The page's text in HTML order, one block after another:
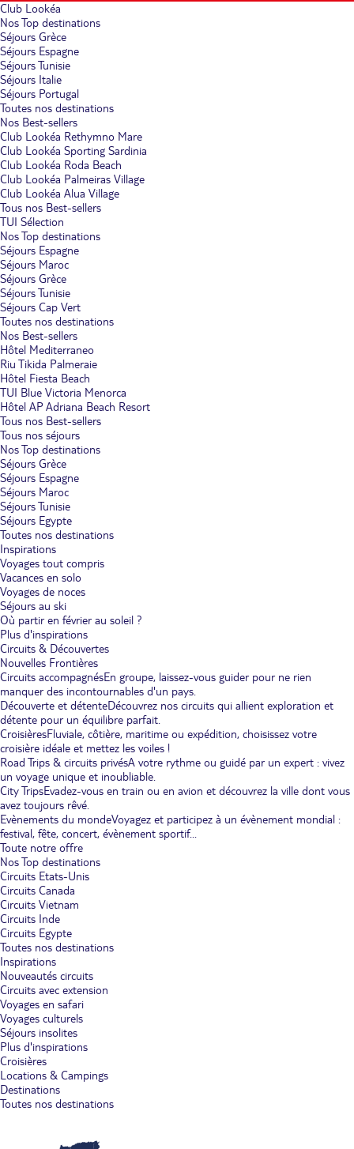
Club Lookéa
Nos Top destinations
Séjours Grèce
Séjours Espagne
Séjours Tunisie
Séjours Italie
Séjours Portugal
Toutes nos destinations
Nos Best-sellers
Club Lookéa Rethymno Mare
Club Lookéa Sporting Sardinia
Club Lookéa Roda Beach
Club Lookéa Palmeiras Village
Club Lookéa Alua Village
Tous nos Best-sellers
TUI Sélection
Nos Top destinations
Séjours Espagne
Séjours Maroc
Séjours Grèce
Séjours Tunisie
Séjours Cap Vert
Toutes nos destinations
Nos Best-sellers
Hôtel Mediterraneo
Riu Tikida Palmeraie
Hôtel Fiesta Beach
TUI Blue Victoria Menorca
Hôtel AP Adriana Beach Resort
Tous nos Best-sellers
Tous nos séjours
Nos Top destinations
Séjours Grèce
Séjours Espagne
Séjours Maroc
Séjours Tunisie
Séjours Egypte
Toutes nos destinations
Inspirations
Voyages tout compris
Vacances en solo
Voyages de noces
Séjours au ski
Où partir en février au soleil ?
Plus d'inspirations
Circuits & Découvertes
Nouvelles Frontières
Circuits accompagnésEn groupe, laissez-vous guider pour ne rien
manquer des incontournables d'un pays.
Découverte et détenteDécouvrez nos circuits qui allient exploration et
détente pour un équilibre parfait.
CroisièresFluviale, côtière, maritime ou expédition, choisissez votre
croisière idéale et mettez les voiles !
Road Trips & circuits privésA votre rythme ou guidé par un expert : vivez
un voyage unique et inoubliable.
City TripsEvadez-vous en train ou en avion et découvrez la ville dont vous
avez toujours rêvé.
Evènements du mondeVoyagez et participez à un évènement mondial :
festival, fête, concert, évènement sportif...
Toute notre offre
Nos Top destinations
Circuits Etats-Unis
Circuits Canada
Circuits Vietnam
Circuits Inde
Circuits Egypte
Toutes nos destinations
Inspirations
Nouveautés circuits
Circuits avec extension
Voyages en safari
Voyages culturels
Séjours insolites
Plus d'inspirations
Croisières
Locations & Campings
Destinations
Toutes nos destinations